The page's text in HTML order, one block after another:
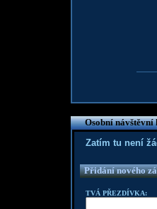
Osobní návštěvní
Zatím tu není
Přidání nového
TVÁ PŘEZDÍVKA: